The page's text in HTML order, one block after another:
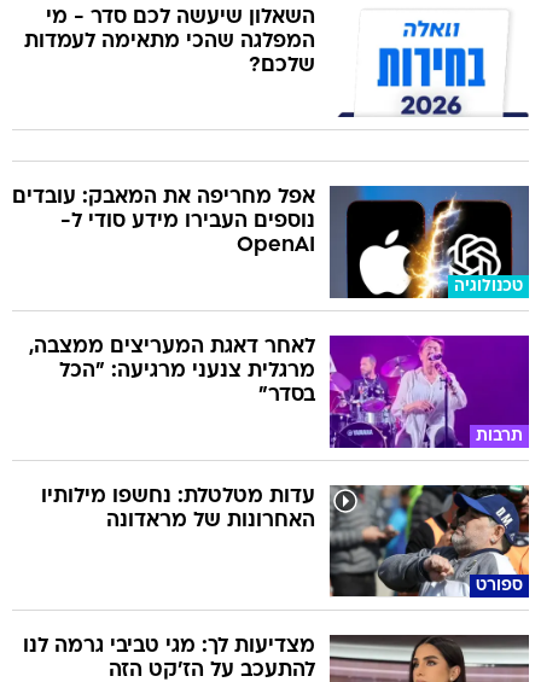
השאלון שיעשה לכם סדר - מי
המפלגה שהכי מתאימה לעמדות
שלכם?
טכנולוגיה
אפל מחריפה את המאבק: עובדים
נוספים העבירו מידע סודי ל-
OpenAI
תרבות
לאחר דאגת המעריצים ממצבה,
מרגלית צנעני מרגיעה: "הכל
בסדר"
ספורט
עדות מטלטלת: נחשפו מילותיו
האחרונות של מראדונה
מצדיעות לך: מגי טביבי גרמה לנו
להתעכב על הז'קט הזה